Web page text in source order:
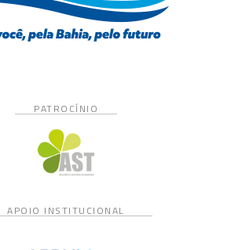
PATROCÍNIO
APOIO INSTITUCIONAL